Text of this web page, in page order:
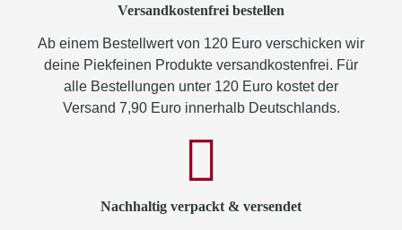
Versandkostenfrei bestellen
Ab einem Bestellwert von 120 Euro verschicken wir
deine Piekfeinen Produkte versandkostenfrei. Für
alle Bestellungen unter 120 Euro kostet der
Versand 7,90 Euro innerhalb Deutschlands.
Nachhaltig verpackt & versendet